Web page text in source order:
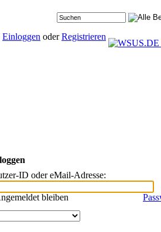
Einloggen oderRegistrieren
ID oder eMail-Adresse:
bleiben